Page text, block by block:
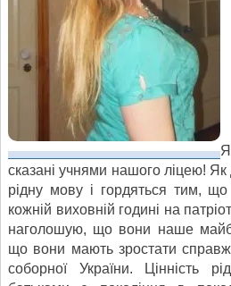
сказані учнями нашого ліцею!
рідну мову і гордяться тим,
кожній виховній годині на
наголошую, що вони наше
що вони мають зростати
соборної України. Цінність